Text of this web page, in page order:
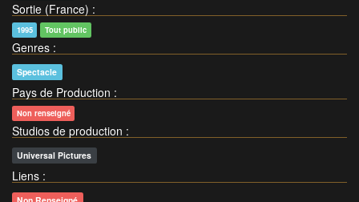
Sortie (France) :
1995 Tout public
Genres :
Spectacle
Pays de Production :
Non renseigné
Studios de production :
Universal Pictures
Liens :